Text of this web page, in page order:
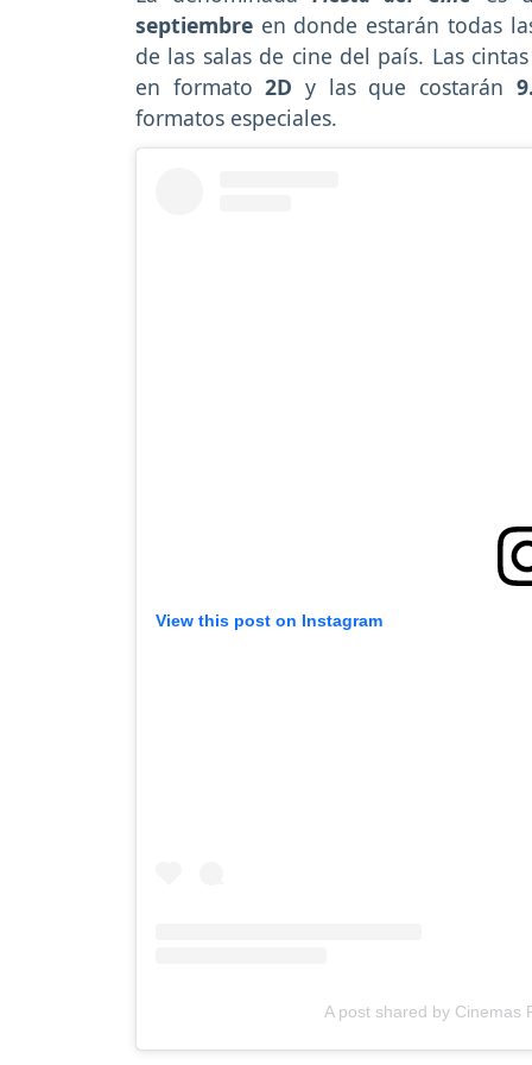
septiembre en donde estarán todas
de las salas de cine del país. Las
en formato 2D y las que costarán
formatos especiales.
View this post on Instagram
A post shared by Cinemas